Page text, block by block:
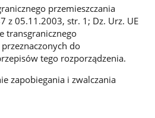
przemieszczania
z 05.11.2003, str. 1; Dz. Urz. UE
transgranicznego
do
tego rozporządzenia.
zapobiegania i zwalczania